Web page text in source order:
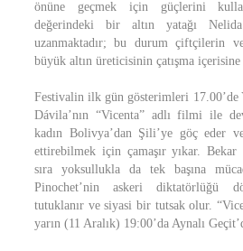
önüne geçmek için güçlerini
değerindeki bir altın yatağı
uzanmaktadır; bu durum çiftçilerin
büyük altın üreticisinin çatışma
Festivalin ilk gün gösterimleri 17.00’de
Dávila’nın “Vicenta” adlı filmi ile
kadın Bolivya’dan Şili’ye göç eder
ettirebilmek için çamaşır yıkar. Bekar
sıra yoksullukla da tek başına
Pinochet’nin askeri diktatörlüğü
tutuklanır ve siyasi bir tutsak olur.
yarın (11 Aralık) 19:00’da Aynalı